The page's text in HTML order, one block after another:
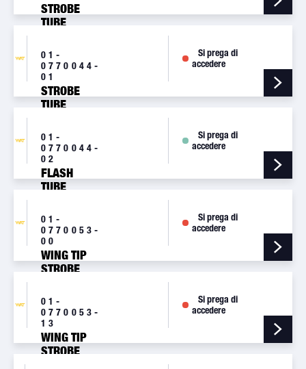
STROBE
TUBE
[A469A]
01-
0770044-
01
STROBE
TUBE
RFI
SHIELDED
[A469AD]
Si prega di
accedere
01-
0770044-
02
FLASH
TUBE
[A469B]
Si prega di
accedere
01-
0770053-
00
WING TIP
STROBE
[A650]
Si prega di
accedere
01-
0770053-
13
WING TIP
STROBE
Si prega di
accedere